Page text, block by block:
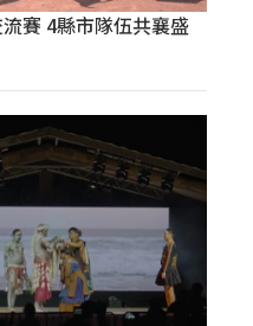
賽 4縣市隊伍共襄盛